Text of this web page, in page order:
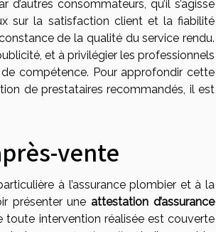
consommateurs, qu’il s’agisse
sur la satisfaction client et la fiabilité
de la qualité du service rendu.
et à privilégier les professionnels
compétence. Pour approfondir cette
de prestataires recommandés, il est
vente
à l’assurance plombier et à la
présenter uneattestation d’assurance
toute intervention réalisée est couverte